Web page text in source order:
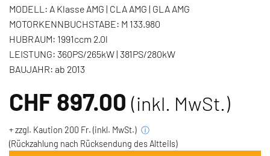
MODELL: A Klasse AMG | CLA AMG | GLA AMG
MOTORKENNBUCHSTABE: M 133.980
HUBRAUM: 1991ccm 2.0l
LEISTUNG: 360PS/265kW | 381PS/280kW
BAUJAHR: ab 2013
CHF897.00 (inkl. MwSt.)
+ zzgl. Kaution 200 Fr. (inkl. MwSt.) ⓘ
(Rückzahlung nach Rücksendung des Altteils)